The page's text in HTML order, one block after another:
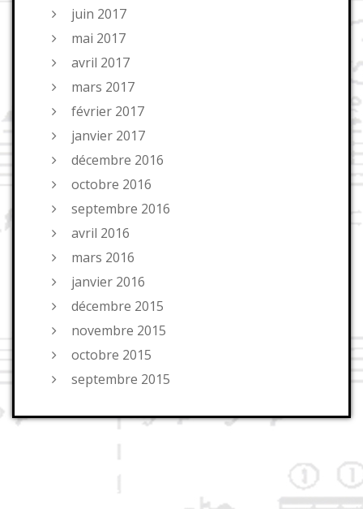
juin 2017
mai 2017
avril 2017
mars 2017
février 2017
janvier 2017
décembre 2016
octobre 2016
septembre 2016
avril 2016
mars 2016
janvier 2016
décembre 2015
novembre 2015
octobre 2015
septembre 2015